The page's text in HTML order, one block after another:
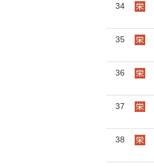
34
35
36
37
38